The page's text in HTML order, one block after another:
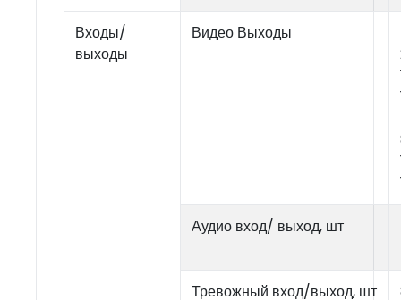
Входы/
выходы
Видео Выходы
Аудио вход/ выход, шт
Тревожный вход/выход, шт